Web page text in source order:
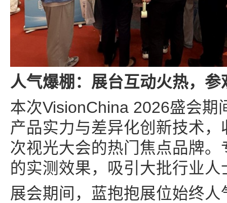
人气爆棚：展台互动火热，参
本次VisionChina 2026盛会期
产品实力与差异化创新技术
次视光大会的热门焦点品牌
的实测效果，吸引大批行业
展会期间，蓝抱抱展位始终